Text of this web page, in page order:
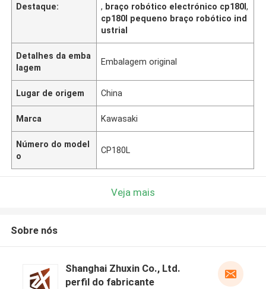
Destaque:
, braço robótico electrónico cp180l,
cp180l pequeno braço robótico ind
ustrial
Detalhes da emba
lagem
Embalagem original
Lugar de origem China
Marca Kawasaki
Número do model
o
CP180L
Veja mais
Sobre nós
Shanghai Zhuxin Co., Ltd.
perfil do fabricante